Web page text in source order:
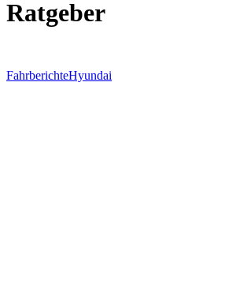
Ratgeber
FahrberichteHyundai